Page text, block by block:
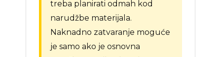
treba planirati odmah kod
narudžbe materijala.
Naknadno zatvaranje moguće
je samo ako je osnovna